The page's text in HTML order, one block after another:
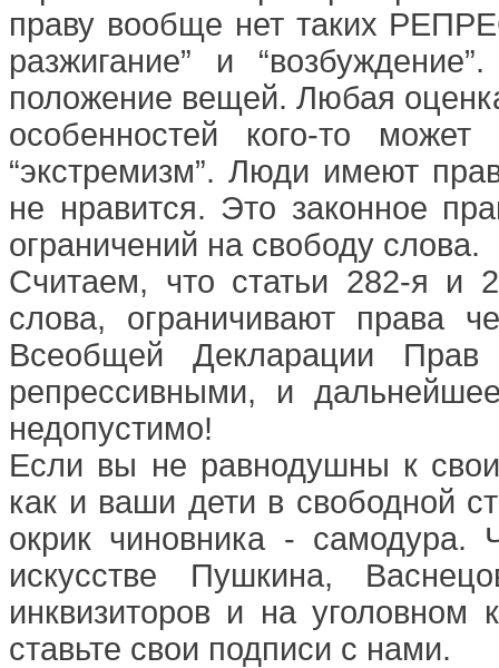
праву вообще нет таких
разжигание” и
положение вещей. Любая
особенностей кого-то может
“экстремизм”. Люди имеют
не нравится. Это законное
ограничений на свободу слова.
Считаем, что статьи 282-я и
слова, ограничивают права
Всеобщей Декларации Прав
репрессивными, и
недопустимо!
Если вы не равнодушны к
как и ваши дети в свободной
окрик чиновника -
искусстве Пушкина,
инквизиторов и на уголовном
ставьте свои подписи с нами.